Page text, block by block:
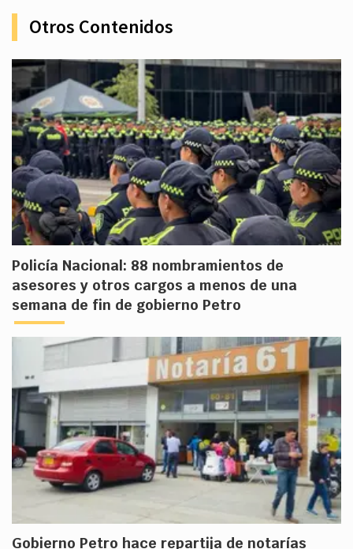
Otros Contenidos
Policía Nacional: 88 nombramientos de
asesores y otros cargos a menos de una
semana de fin de gobierno Petro
Gobierno Petro hace repartija de notarías